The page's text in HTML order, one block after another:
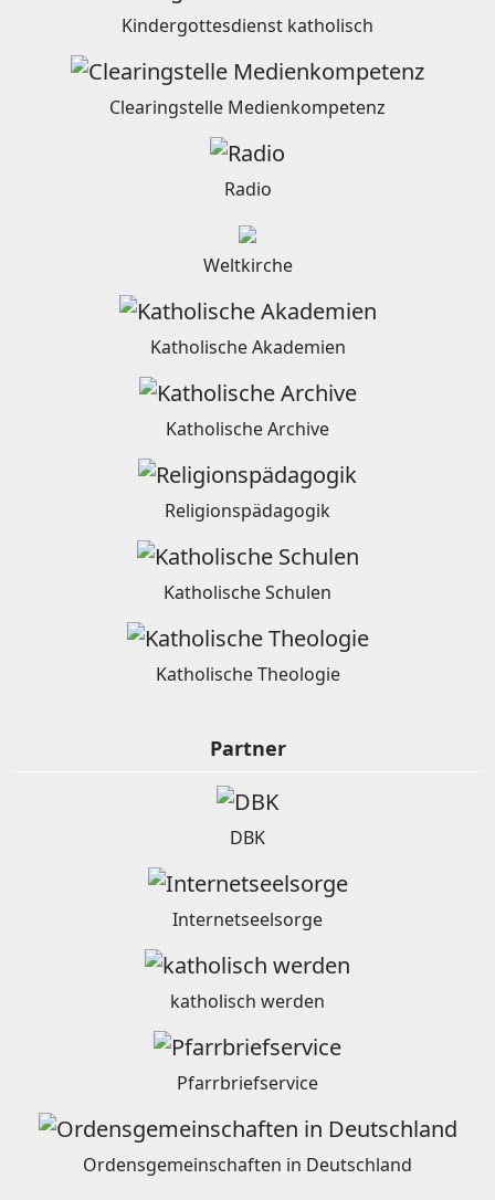
Kindergottesdienst katholisch
Clearingstelle Medienkompetenz
Radio
Weltkirche
Katholische Akademien
Katholische Archive
Religionspädagogik
Katholische Schulen
Katholische Theologie
Partner
DBK
Internetseelsorge
katholisch werden
Pfarrbriefservice
Ordensgemeinschaften in Deutschland